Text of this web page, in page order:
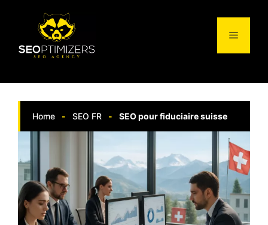
Menu
Home - SEO FR - SEO pour fiduciaire suisse